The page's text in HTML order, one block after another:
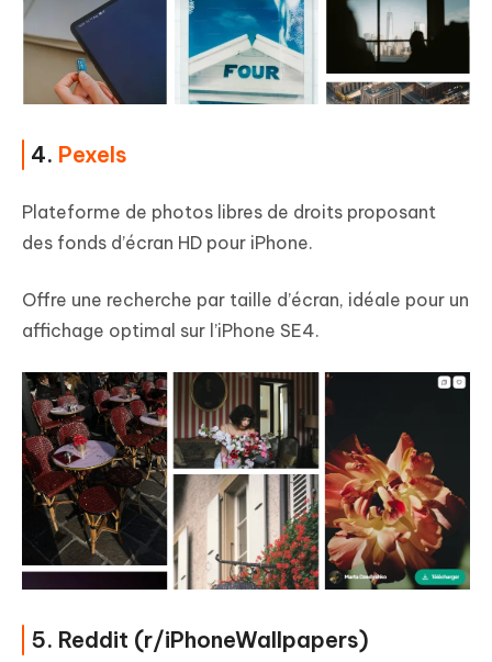
4. Pexels
Plateforme de photos libres de droits proposant
des fonds d’écran HD pour iPhone.
Offre une recherche par taille d’écran, idéale pour un
affichage optimal sur l’iPhone SE4.
5. Reddit (r/iPhoneWallpapers)